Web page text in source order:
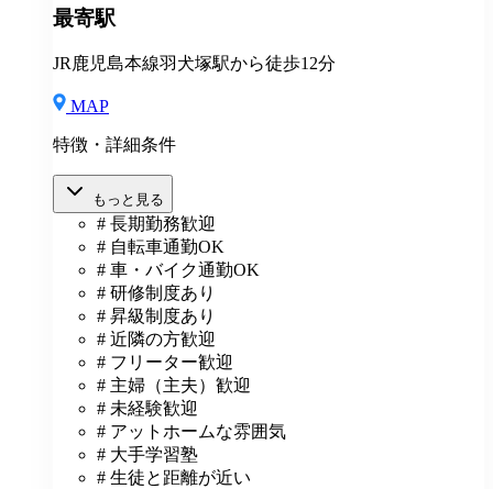
災・健康・厚生年金） ◆社宅制度 （規定あり） ◆交
通費全額支給（規定あり） ◆社内表彰制度 ◆退職金制
度 ◆再雇用制度 ◆産前産後休暇 ◆育児・介護休業制
◆保養施設利用可 など
最寄駅
JR鹿児島本線羽犬塚駅から徒歩12分
MAP
特徴・詳細条件
もっと見る
# 長期勤務歓迎
# 自転車通勤OK
# 車・バイク通勤OK
# 研修制度あり
# 昇級制度あり
# 近隣の方歓迎
# フリーター歓迎
# 主婦（主夫）歓迎
# 未経験歓迎
# アットホームな雰囲気
# 大手学習塾
# 生徒と距離が近い